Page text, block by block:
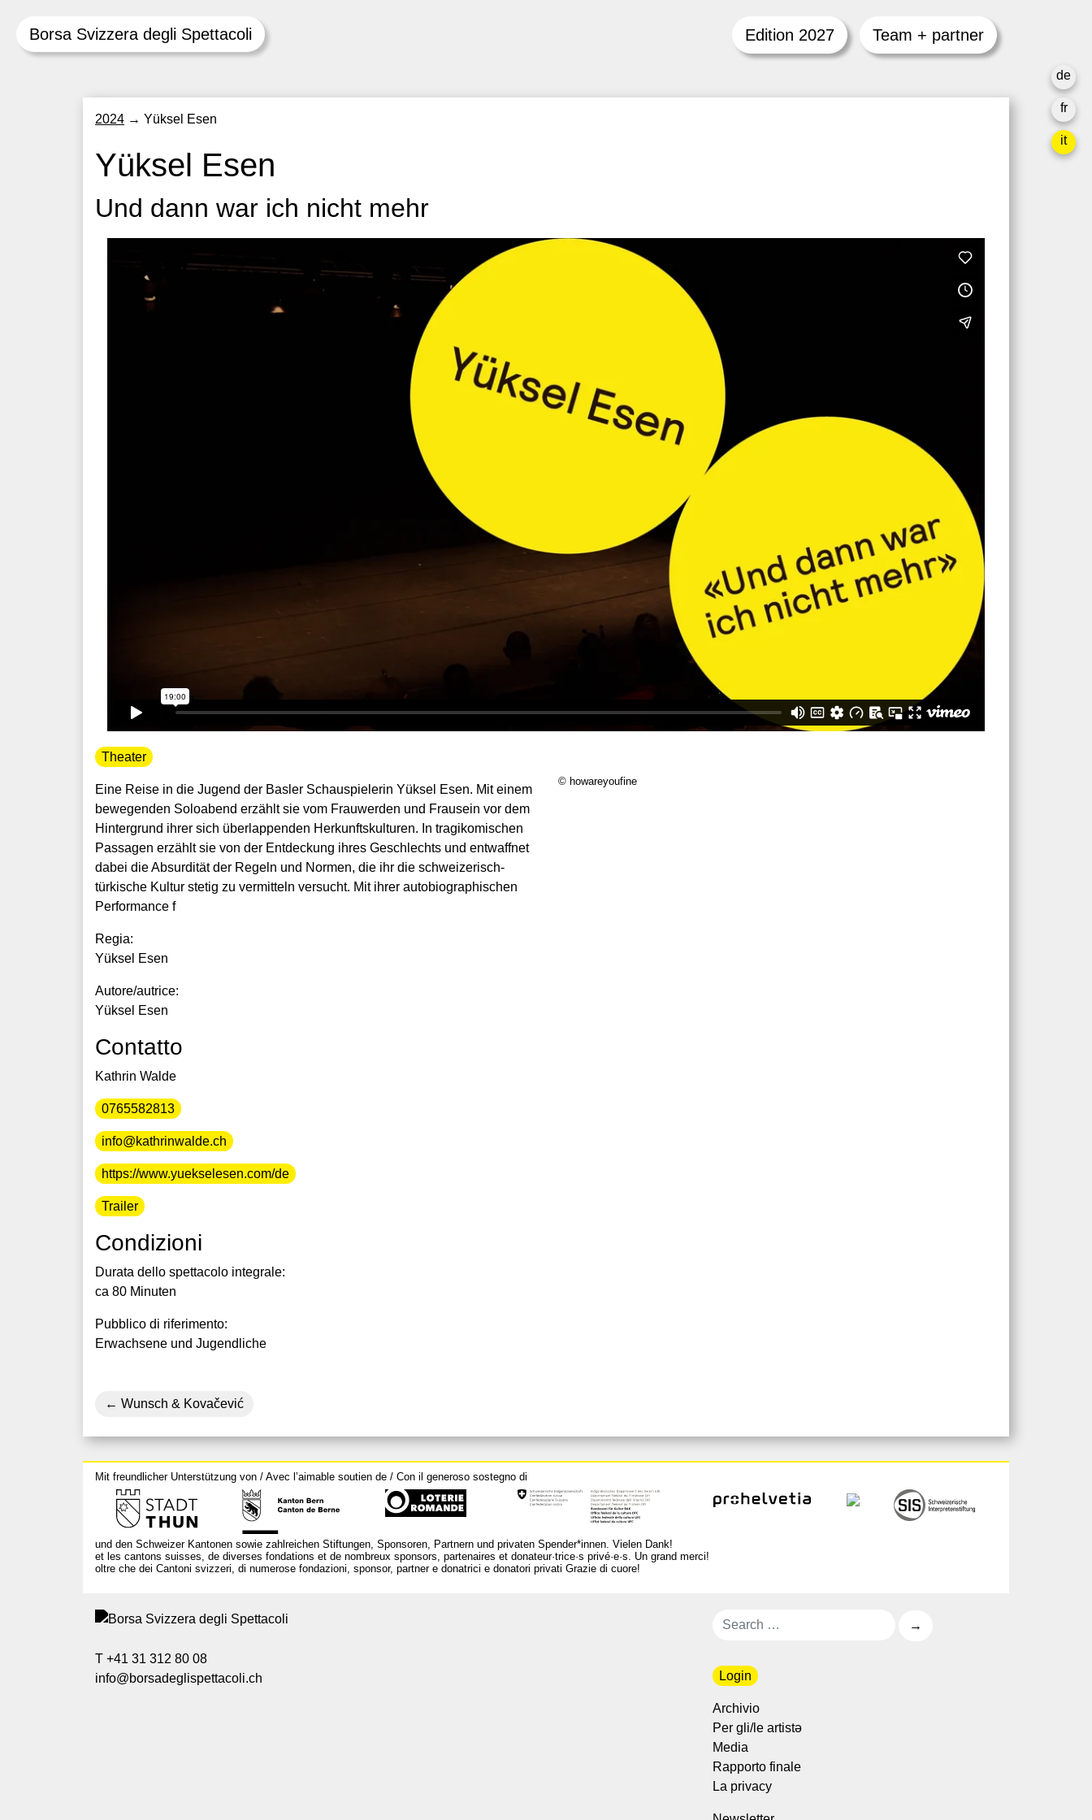
de
fr
it
Borsa Svizzera degli Spettacoli Edition 2027 Team + partner
2024 → Yüksel Esen
Yüksel Esen
Und dann war ich nicht mehr
Theater
Eine Reise in die Jugend der Basler Schauspielerin Yüksel Esen. Mit einem
bewegenden Soloabend erzählt sie vom Frauwerden und Frausein vor dem
Hintergrund ihrer sich überlappenden Herkunftskulturen. In tragikomischen
Passagen erzählt sie von der Entdeckung ihres Geschlechts und entwaffnet
dabei die Absurdität der Regeln und Normen, die ihr die schweizerisch-
türkische Kultur stetig zu vermitteln versucht. Mit ihrer autobiographischen
Performance f
Regia:
Yüksel Esen
Autore/autrice:
Yüksel Esen
Contatto
Kathrin Walde
0765582813
info@kathrinwalde.ch
https://www.yuekselesen.com/de
Trailer
Condizioni
Durata dello spettacolo integrale:
ca 80 Minuten
Pubblico di riferimento:
Erwachsene und Jugendliche
© howareyoufine
Wunsch & Kovačević
Mit freundlicher Unterstützung von / Avec l’aimable soutien de / Con il generoso sostegno di
und den Schweizer Kantonen sowie zahlreichen Stiftungen, Sponsoren, Partnern und privaten Spender*innen. Vielen Dank!
et les cantons suisses, de diverses fondations et de nombreux sponsors, partenaires et donateur·trice·s privé·e·s. Un grand merci!
oltre che dei Cantoni svizzeri, di numerose fondazioni, sponsor, partner e donatrici e donatori privati Grazie di cuore!
T +41 31 312 80 08
info@borsadeglispettacoli.ch
Login
Archivio
Per gli/le artistə
Media
Rapporto finale
La privacy